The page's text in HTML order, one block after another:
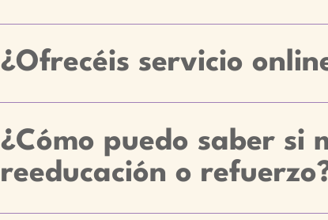
¿Ofrecéis servicio
¿Cómo puedo saber si
reeducación o